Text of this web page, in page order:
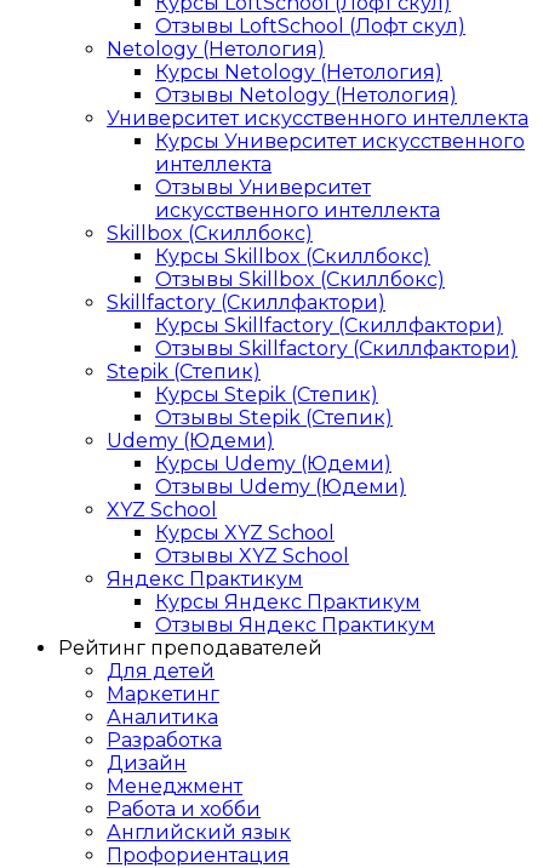
Отзывы LoftSchool (Лофт скул)
Netology (Нетология)
Курсы Netology (Нетология)
Отзывы Netology (Нетология)
Университет искусственного интеллекта
Курсы Университет искусственного
интеллекта
Отзывы Университет
искусственного интеллекта
Skillbox (Скиллбокс)
Курсы Skillbox (Скиллбокс)
Отзывы Skillbox (Скиллбокс)
Skillfactory (Скиллфактори)
Курсы Skillfactory (Скиллфактори)
Отзывы Skillfactory (Скиллфактори)
Stepik (Степик)
Курсы Stepik (Степик)
Отзывы Stepik (Степик)
Udemy (Юдеми)
Курсы Udemy (Юдеми)
Отзывы Udemy (Юдеми)
XYZ School
Курсы XYZ School
Отзывы XYZ School
Яндекс Практикум
Курсы Яндекс Практикум
Отзывы Яндекс Практикум
Рейтинг преподавателей
Для детей
Маркетинг
Аналитика
Разработка
Дизайн
Менеджмент
Работа и хобби
Английский язык
Профориентация